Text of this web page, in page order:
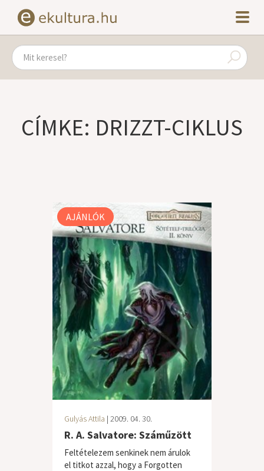
CÍMKE: DRIZZT-CIKLUS
AJÁNLÓK
Gulyás Attila | 2009. 04. 30.
R. A. Salvatore: Száműzött
Feltételezem senkinek nem árulok
el titkot azzal, hogy a Forgotten